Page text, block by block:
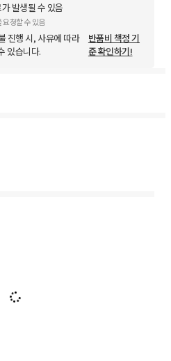
발생될 수 있음
요청할 수 있음
진행 시, 사유에 따라
있습니다.
반품비 책정 기
준 확인하기!